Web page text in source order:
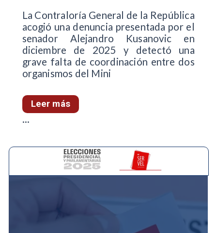
La Contraloría General de la República
acogió una denuncia presentada por el
senador Alejandro Kusanovic en
diciembre de 2025 y detectó una
grave falta de coordinación entre dos
organismos del Mini
Leer más
...